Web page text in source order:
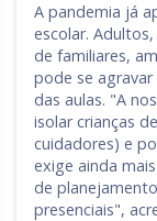
A pandemia já
escolar.
de familiares,
pode se
das aulas. "A
isolar crianças
cuidadores) e
exige ainda
de
presenciais",